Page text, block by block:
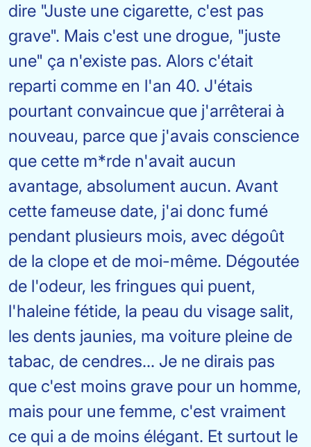
dire "Juste une cigarette, c'est pas
grave". Mais c'est une drogue, "juste
une" ça n'existe pas. Alors c'était
reparti comme en l'an 40. J'étais
pourtant convaincue que j'arrêterai à
nouveau, parce que j'avais conscience
que cette m*rde n'avait aucun
avantage, absolument aucun. Avant
cette fameuse date, j'ai donc fumé
pendant plusieurs mois, avec dégoût
de la clope et de moi-même. Dégoutée
de l'odeur, les fringues qui puent,
l'haleine fétide, la peau du visage salit,
les dents jaunies, ma voiture pleine de
tabac, de cendres... Je ne dirais pas
que c'est moins grave pour un homme,
mais pour une femme, c'est vraiment
ce qui a de moins élégant. Et surtout le